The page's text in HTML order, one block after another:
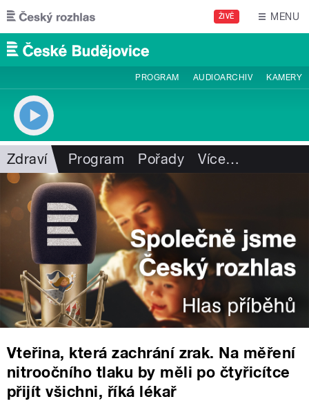
Přejít k hlavnímu obsahu
ŽIVĚ MENU
PROGRAM AUDIOARCHIV KAMERY
Zdraví Program Pořady Více…
Vteřina, která zachrání zrak. Na měření
nitroočního tlaku by měli po čtyřicítce
přijít všichni, říká lékař